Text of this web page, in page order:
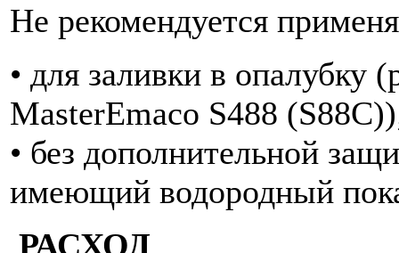
Не рекомендуется
• для заливки в опалубку
MasterEmaco S488
• без дополнительной
имеющий водородный
РАСХОД